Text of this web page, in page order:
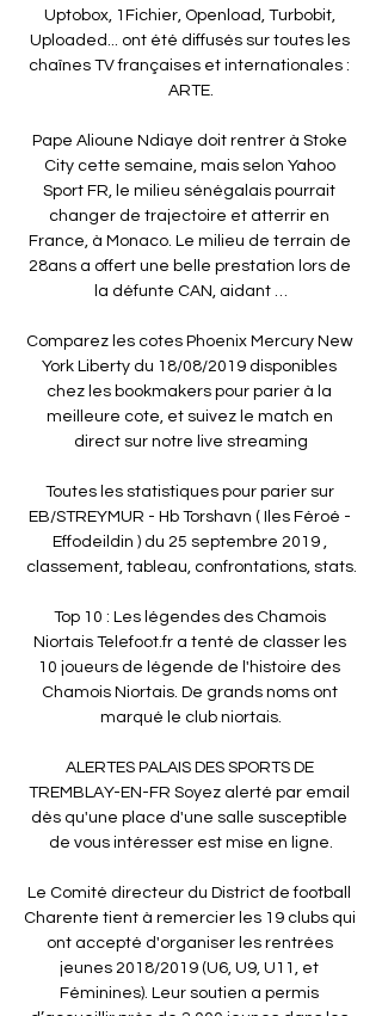
Uptobox, 1Fichier, Openload, Turbobit,
Uploaded... ont été diffusés sur toutes les
chaînes TV françaises et internationales :
ARTE.
Pape Alioune Ndiaye doit rentrer à Stoke
City cette semaine, mais selon Yahoo
Sport FR, le milieu sénégalais pourrait
changer de trajectoire et atterrir en
France, à Monaco. Le milieu de terrain de
28ans a offert une belle prestation lors de
la défunte CAN, aidant …
Comparez les cotes Phoenix Mercury New
York Liberty du 18/08/2019 disponibles
chez les bookmakers pour parier à la
meilleure cote, et suivez le match en
direct sur notre live streaming
Toutes les statistiques pour parier sur
EB/STREYMUR - Hb Torshavn ( Iles Féroé -
Effodeildin ) du 25 septembre 2019 ,
classement, tableau, confrontations, stats.
Top 10 : Les légendes des Chamois
Niortais Telefoot.fr a tenté de classer les
10 joueurs de légende de l'histoire des
Chamois Niortais. De grands noms ont
marqué le club niortais.
ALERTES PALAIS DES SPORTS DE
TREMBLAY-EN-FR Soyez alerté par email
dès qu'une place d'une salle susceptible
de vous intéresser est mise en ligne.
Le Comité directeur du District de football
Charente tient à remercier les 19 clubs qui
ont accepté d'organiser les rentrées
jeunes 2018/2019 (U6, U9, U11, et
Féminines). Leur soutien a permis